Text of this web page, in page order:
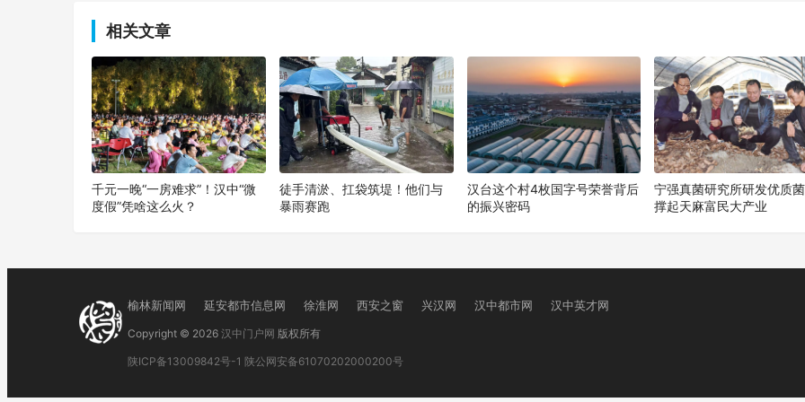
相关文章
千元一晚“一房难求”！汉中“微
度假”凭啥这么火？
徒手清淤、扛袋筑堤！他们与
暴雨赛跑
汉台这个村4枚国字号荣誉背后
的振兴密码
宁强真菌研究所研发优质
撑起天麻富民大产业
榆林新闻网 延安都市信息网 徐淮网 西安之窗 兴汉网 汉中都市网 汉中英才网
Copyright © 2026 汉中门户网 版权所有
陕ICP备13009842号-1 陕公网安备61070202000200号